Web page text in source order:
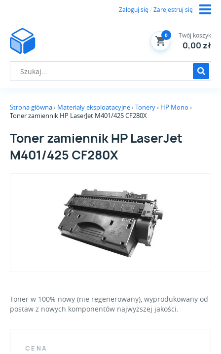
Zaloguj się /Zarejestruj się
0 Twój koszyk
0,00 zł
Strona główna Materiały eksploatacyjne Tonery
HP Mono
Toner zamiennik HP LaserJet M401/425 CF280X
Toner zamiennik HP LaserJet
M401/425 CF280X
Toner w 100% nowy (nie regenerowany), wyprodukowany od
postaw z nowych komponentów najwyższej jakości.
CENA